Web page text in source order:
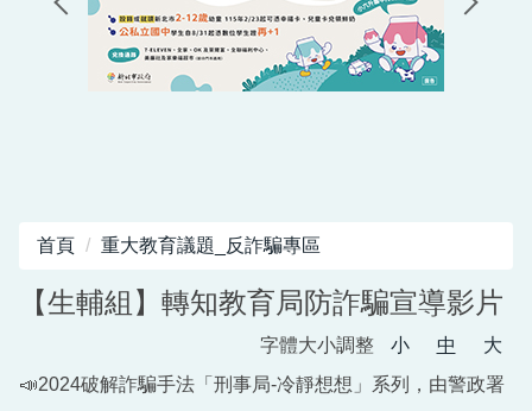
首頁 重大教育議題_反詐騙專區
【生輔組】轉知教育局防詐騙宣導影片
字體大小調整 小 中
大
📣2024破解詐騙手法「刑事局-冷靜想想」系列，由警政署